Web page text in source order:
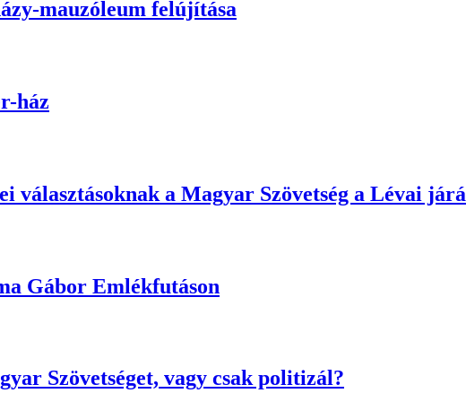
mauzóleum felújítása
ház
választásoknak a Magyar Szövetség a Lévai
Gábor Emlékfutáson
Szövetséget, vagy csak politizál?